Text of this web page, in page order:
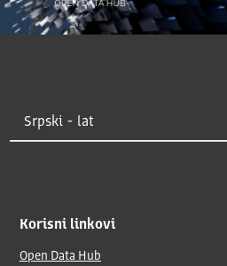
Korisni linkovi
Open Data Hub